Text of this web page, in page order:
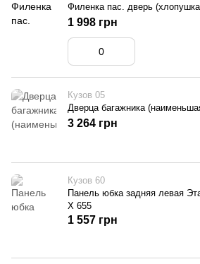
Филенка пас. дверь
1 998 грн
Кузов 05
Дверца багажника
3 264 грн
Кузов 60
Панель юбка задняя левая
Х 655
1 557 грн